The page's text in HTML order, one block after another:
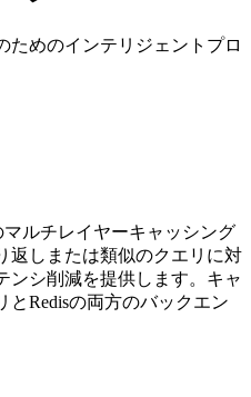
ためのインテリジェントプロ
ルチレイヤーキャッシング
返しまたは類似のクエリに対
ンシ削減を提供します。キャ
とRedisの両方のバックエン